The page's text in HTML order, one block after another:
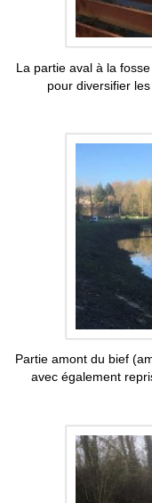
La partie aval à la
pour diversifier
Partie amont du bief
avec également